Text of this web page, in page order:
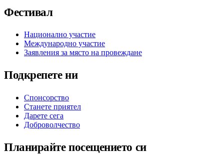
Фестивал
Национално участие
Международно участие
Заявления за място на провеждане
Подкрепете ни
Спонсорство
Станете приятел
Дарете сега
Доброволчество
Планирайте посещението си